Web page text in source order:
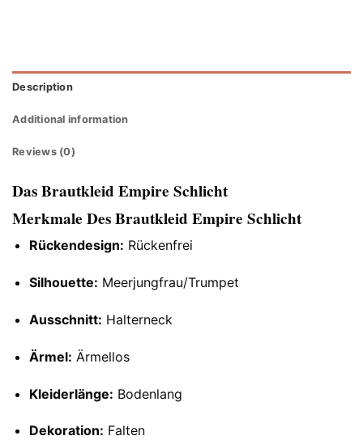
Description
Additional information
Reviews (0)
Das Brautkleid Empire Schlicht
Merkmale Des Brautkleid Empire Schlicht
Rückendesign: Rückenfrei
Silhouette: Meerjungfrau/Trumpet
Ausschnitt: Halterneck
Ärmel: Ärmellos
Kleiderlänge: Bodenlang
Dekoration: Falten